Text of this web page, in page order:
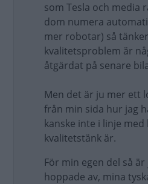
som Tesla och media
dom numera
mer robotar) så
kvalitetsproblem är
åtgärdat på senare
Men det är ju mer ett
från min sida hur jag
kanske inte i linje med
kvalitetstänk är.
För min egen del så
hoppade av, mina